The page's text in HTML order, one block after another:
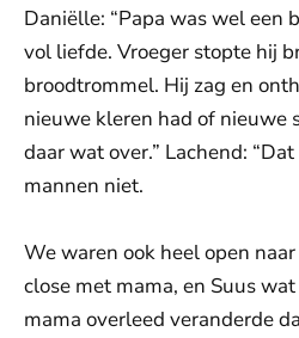
Daniëlle: “Papa was wel een
vol liefde. Vroeger stopte hij
broodtrommel. Hij zag en
nieuwe kleren had of nieuwe
daar wat over.” Lachend:
mannen niet.
We waren ook heel open
close met mama, en Suus
mama overleed veranderde